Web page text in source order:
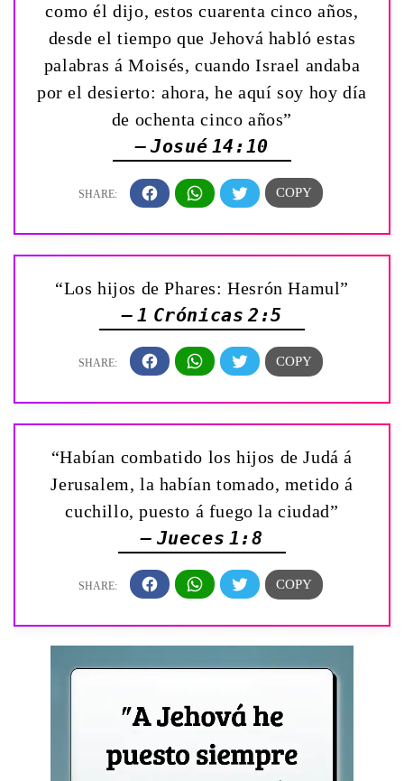
como él dijo, estos cuarenta cinco años,
desde el tiempo que Jehová habló estas
palabras á Moisés, cuando Israel andaba
por el desierto: ahora, he aquí soy hoy día
de ochenta cinco años”
— Josué 14:10
“Los hijos de Phares: Hesrón Hamul”
— 1 Crónicas 2:5
“Habían combatido los hijos de Judá á
Jerusalem, la habían tomado, metido á
cuchillo, puesto á fuego la ciudad”
— Jueces 1:8